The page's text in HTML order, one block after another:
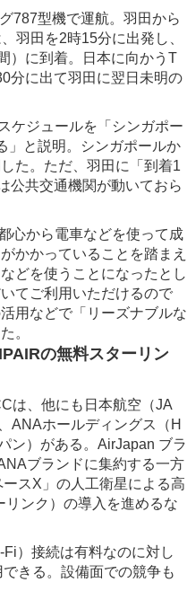
787型機で運航。羽田から
羽田を2時15分に出発し、
）に到着。日本に向かうT
分に出て羽田に翌日未明の
ケジュールを「シンガポー
」と説明。シンガポールか
た。ただ、羽田に「到着1
公共交通機関が動いておら
心から電車などを使って成
かかっていることを踏まえ
どを使うことになったとし
てご利用いただけるので
用などで「リーズナブルな
。
の無料スターリン
は、他にも日本航空（JA
ANAホールディングス（H
ン）がある。AirJapan ブラ
ブランドに集約する一方
スX」の人工衛星による高
ンク）の導入を進めるな
）接続は有料なのに対し
きる。設備面での競争も